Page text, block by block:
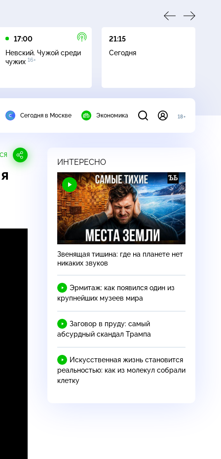
17:00
Невский. Чужой среди
чужих 16+
21:15
Сегодня
Сегодня в Москве Экономика 18+
ИНТЕРЕСНО
Звенящая тишина: где на планете нет
никаких звуков
Эрмитаж: как появился один из
крупнейших музеев мира
Заговор в пруду: самый
абсурдный скандал Трампа
Искусственная жизнь становится
реальностью: как из молекул собрали
клетку